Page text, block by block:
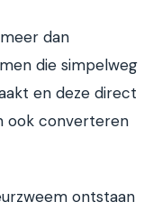
dan
die simpelweg
en deze direct
ook converteren
ontstaan